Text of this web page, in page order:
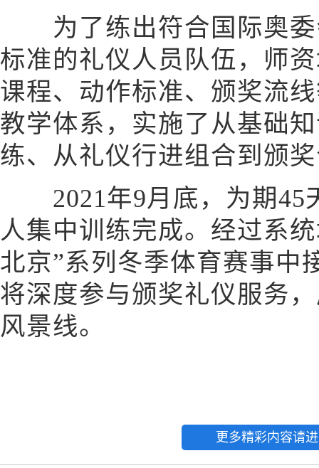
为了练出符合国际奥委
标准的礼仪人员队伍，师
课程、动作标准、颁奖流
教学体系，实施了从基础
练、从礼仪行进组合到颁
2021年9月底，为期45
人集中训练完成。经过系
北京”系列冬季体育赛事中
将深度参与颁奖礼仪服务
风景线。
更多精彩内容请